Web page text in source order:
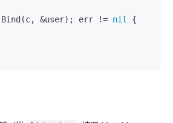
&user); err != nil {